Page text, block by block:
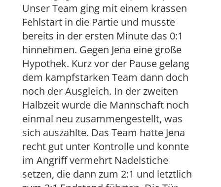
Unser Team ging mit einem krassen
Fehlstart in die Partie und musste
bereits in der ersten Minute das 0:1
hinnehmen. Gegen Jena eine große
Hypothek. Kurz vor der Pause gelang
dem kampfstarken Team dann doch
noch der Ausgleich. In der zweiten
Halbzeit wurde die Mannschaft noch
einmal neu zusammengestellt, was
sich auszahlte. Das Team hatte Jena
recht gut unter Kontrolle und konnte
im Angriff vermehrt Nadelstiche
setzen, die dann zum 2:1 und letztlich